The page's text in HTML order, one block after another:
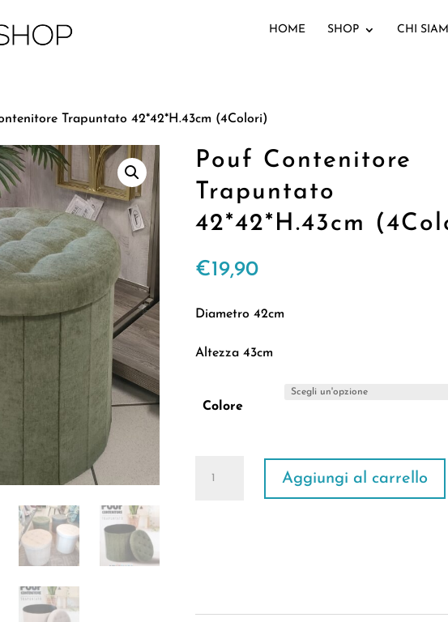
HOME SHOP CHI
Trapuntato 42*42*H.43cm (4Colori)
Pouf Contenitore
Trapuntato
42*42*H.43cm
€19,90
Diametro 42cm
Altezza 43cm
Colore
Aggiungi al carrello